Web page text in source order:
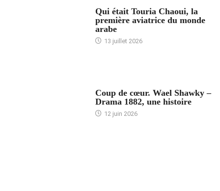
Qui était Touria Chaoui, la
première aviatrice du monde
arabe
13 juillet 2026
Coup de cœur. Wael Shawky –
Drama 1882, une histoire
12 juin 2026